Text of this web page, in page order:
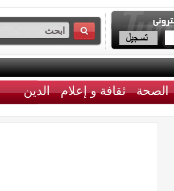
الصحة ثقافة و إعلام الدين